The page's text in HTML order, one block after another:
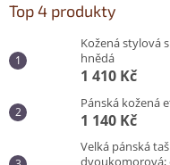
Top 4 produkty
Kožená stylová
hnědá
1 410 Kč
Pánská kožená
1 140 Kč
Velká pánská
dvoukomorová;